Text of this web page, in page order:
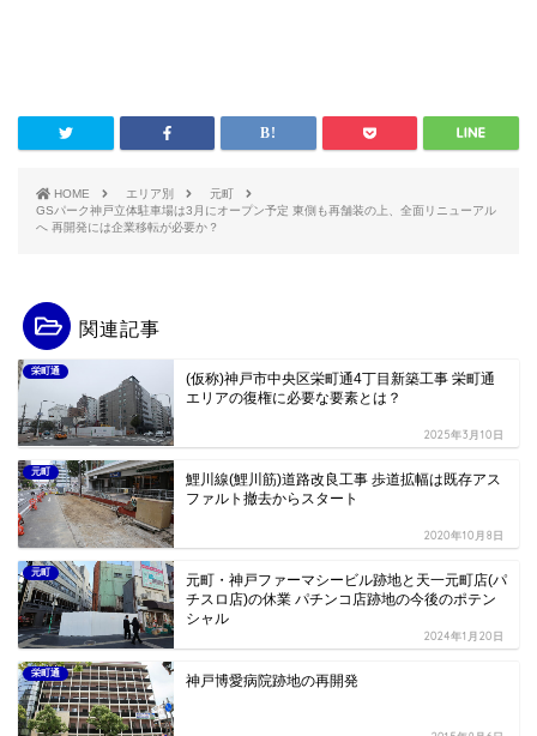
HOME エリア別
元町
GSパーク神戸立体駐車場は3月にオープン予定 東側も再舗装の上、全面リニューアル
へ 再開発には企業移転が必要か？
関連記事
栄町通
(仮称)神戸市中央区栄町通4丁目新築工事 栄町通
エリアの復権に必要な要素とは？
2025年3月10日
元町
鯉川線(鯉川筋)道路改良工事 歩道拡幅は既存アス
ファルト撤去からスタート
2020年10月8日
元町
元町・神戸ファーマシービル跡地と天一元町店(パ
チスロ店)の休業 パチンコ店跡地の今後のポテン
シャル
2024年1月20日
栄町通 神戸博愛病院跡地の再開発